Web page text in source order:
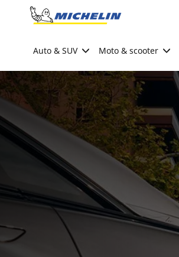
Go to page content
Auto & SUV Moto & scooter